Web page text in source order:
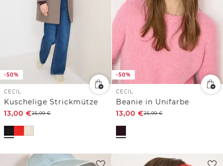
-50%
CECIL
Kuschelige Strickmütze
13,00 €25,99€
-50%
CECIL
Beanie in Unifarbe
13,00 €25,99€